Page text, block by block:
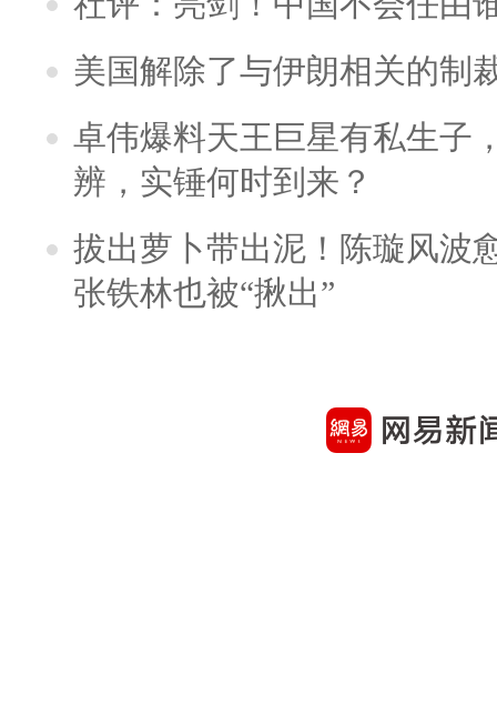
美国解除了与伊朗相关的制
卓伟爆料天王巨星有私生子
辨，实锤何时到来？
拔出萝卜带出泥！陈璇风波
张铁林也被“揪出”